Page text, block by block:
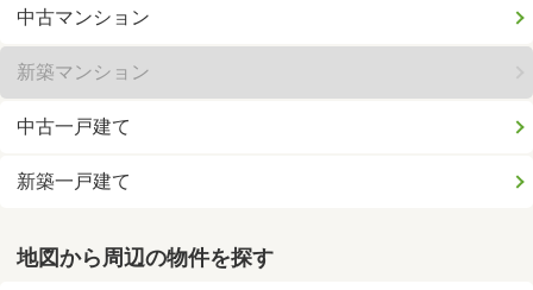
中古マンション
新築マンション
中古一戸建て
新築一戸建て
地図から周辺の物件を探す